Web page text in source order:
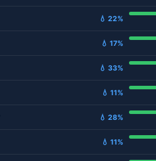
💧 22%
💧 17%
💧 33%
💧 11%
💧 28%
💧 11%